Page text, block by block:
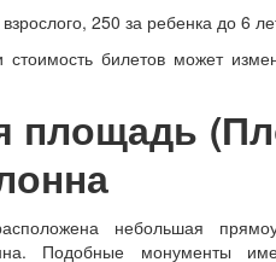
250 за ребенка до 6
билетов может
площадь
небольшая
Подобные монументы